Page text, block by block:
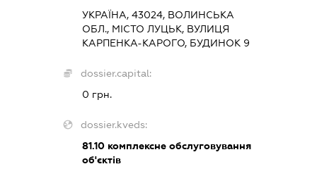
УКРАЇНА, 43024, ВОЛИНСЬКА
ОБЛ., МІСТО ЛУЦЬК, ВУЛИЦЯ
КАРПЕНКА-КАРОГО, БУДИНОК 9
dossier.capital:
0 грн.
dossier.kveds:
81.10комплексне обслуговування
об'єктів